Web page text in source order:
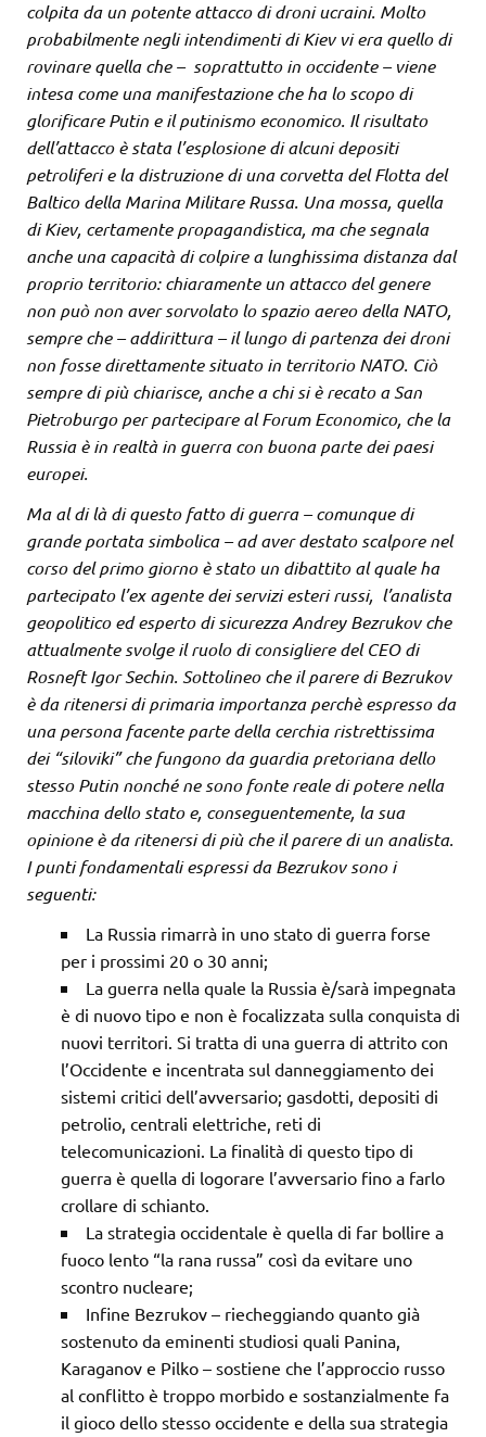
colpita da un potente attacco di droni ucraini. Molto
probabilmente negli intendimenti di Kiev vi era quello di
rovinare quella che – soprattutto in occidente – viene
intesa come una manifestazione che ha lo scopo di
glorificare Putin e il putinismo economico. Il risultato
dell’attacco è stata l’esplosione di alcuni depositi
petroliferi e la distruzione di una corvetta del Flotta del
Baltico della Marina Militare Russa. Una mossa, quella
di Kiev, certamente propagandistica, ma che segnala
anche una capacità di colpire a lunghissima distanza dal
proprio territorio: chiaramente un attacco del genere
non può non aver sorvolato lo spazio aereo della NATO,
sempre che – addirittura – il lungo di partenza dei droni
non fosse direttamente situato in territorio NATO. Ciò
sempre di più chiarisce, anche a chi si è recato a San
Pietroburgo per partecipare al Forum Economico, che la
Russia è in realtà in guerra con buona parte dei paesi
europei.
Ma al di là di questo fatto di guerra – comunque di
grande portata simbolica – ad aver destato scalpore nel
corso del primo giorno è stato un dibattito al quale ha
partecipato l’ex agente dei servizi esteri russi, l’analista
geopolitico ed esperto di sicurezza Andrey Bezrukov che
attualmente svolge il ruolo di consigliere del CEO di
Rosneft Igor Sechin. Sottolineo che il parere di Bezrukov
è da ritenersi di primaria importanza perchè espresso da
una persona facente parte della cerchia ristrettissima
dei “siloviki” che fungono da guardia pretoriana dello
stesso Putin nonché ne sono fonte reale di potere nella
macchina dello stato e, conseguentemente, la sua
opinione è da ritenersi di più che il parere di un analista.
I punti fondamentali espressi da Bezrukov sono i
seguenti:
La Russia rimarrà in uno stato di guerra forse
per i prossimi 20 o 30 anni;
La guerra nella quale la Russia è/sarà impegnata
è di nuovo tipo e non è focalizzata sulla conquista di
nuovi territori. Si tratta di una guerra di attrito con
l’Occidente e incentrata sul danneggiamento dei
sistemi critici dell’avversario; gasdotti, depositi di
petrolio, centrali elettriche, reti di
telecomunicazioni. La finalità di questo tipo di
guerra è quella di logorare l’avversario fino a farlo
crollare di schianto.
La strategia occidentale è quella di far bollire a
fuoco lento “la rana russa” così da evitare uno
scontro nucleare;
Infine Bezrukov – riecheggiando quanto già
sostenuto da eminenti studiosi quali Panina,
Karaganov e Pilko – sostiene che l’approccio russo
al conflitto è troppo morbido e sostanzialmente fa
il gioco dello stesso occidente e della sua strategia